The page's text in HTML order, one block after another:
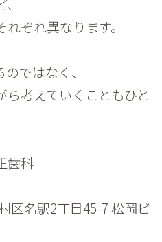
ぞれ異なります。
ではなく、
ら考えていくこともひと
歯科
区名駅2丁目45-7 松岡ビ